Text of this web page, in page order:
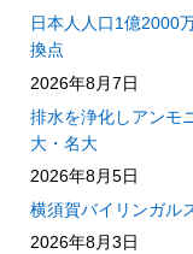
日本人人口1億2000
換点
2026年8月7日
排水を浄化しアンモ
大・名大
2026年8月5日
横須賀バイリンガル
2026年8月3日